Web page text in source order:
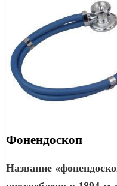
Фонендоскоп
Название